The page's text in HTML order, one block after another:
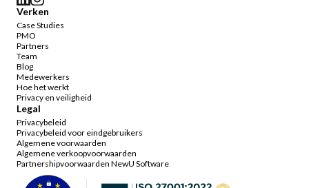
Verken
Case Studies
PMO
Partners
Team
Blog
Medewerkers
Hoe het werkt
Privacy en veiligheid
Legal
Privacybeleid
Privacybeleid voor eindgebruikers
Algemene voorwaarden
Algemene verkoopvoorwaarden
Partnershipvoorwaarden NewU Software